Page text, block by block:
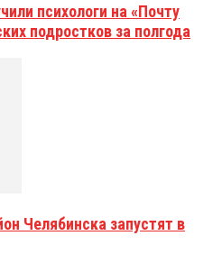
психологи на «Почту
подростков за полгода
Челябинска запустят в